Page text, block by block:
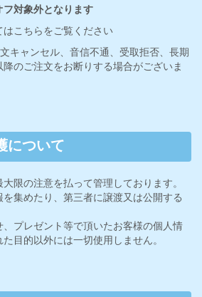
対象外となります
こちらをご覧ください
キャンセル、音信不通、受取拒否、長期
のご注文をお断りする場合がございま
について
限の注意を払って管理しております。
集めたり、第三者に譲渡又は公開する
プレゼント等で頂いたお客様の個人情
目的以外には一切使用しません。